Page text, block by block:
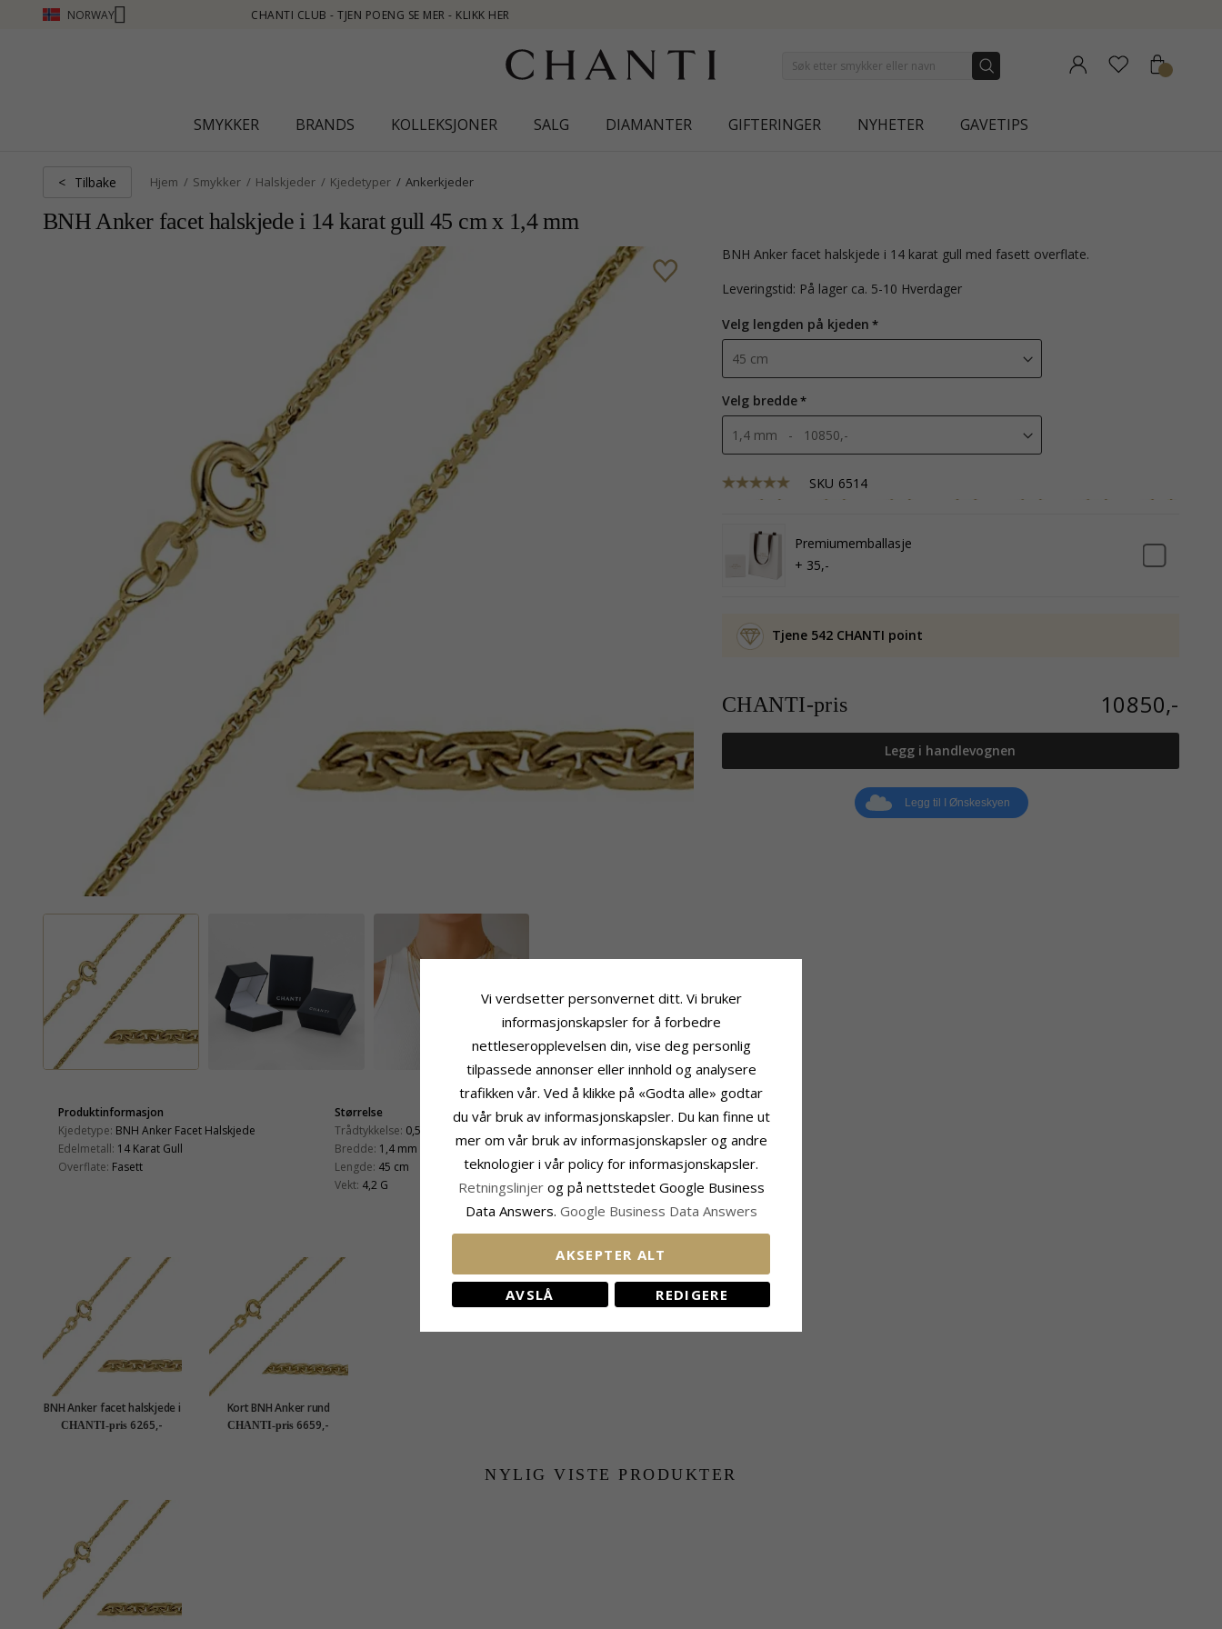
NORWAY
SE MER - KLIKK HER
SMYKKER BRANDS KOLLEKSJONER SALG DIAMANTER GIFTERINGER NYHETER GAVETIPS
< Tilbake Hjem Smykker Halskjeder Kjedetyper Ankerkjeder
BNH Anker facet halskjede i 14 karat gull 45 cm x 1,4 mm
BNH Anker facet halskjede i 14 karat gull med fasett overflate.
Leveringstid: På lager ca. 5-10 Hverdager
Velg lengden på kjeden
Velg bredde
SKU 6514
Premiumemballasje
+ 35,-
Tjene 542 CHANTI point
CHANTI-pris 10850,-
Legg i handlevognen
Legg til I Ønskeskyen
Produktinformasjon
Kjedetype: BNH Anker Facet Halskjede
Edelmetall: 14 Karat Gull
Overflate: Fasett
Størrelse
Trådtykkelse: 0,5 mm
Bredde: 1,4 mm
Lengde: 45 cm
Vekt: 4,2 G
Leveringstid
Leveringstid:
BESLEKTEDE PRODUKTER
BNH Anker facet halskjede i
14 karat gull 40 cm x 1,3
mm
CHANTI-pris 6265,-
Kort BNH Anker rund
halskjede i 14 karat gull 38
cm x 1,5 mm
CHANTI-pris 6659,-
NYLIG VISTE PRODUKTER
Vi verdsetter personvernet ditt. Vi bruker
informasjonskapsler for å forbedre
nettleseropplevelsen din, vise deg personlig
tilpassede annonser eller innhold og analysere
trafikken vår. Ved å klikke på «Godta alle» godtar
du vår bruk av informasjonskapsler. Du kan finne ut
mer om vår bruk av informasjonskapsler og andre
teknologier i vår policy for informasjonskapsler.
Retningslinjer og på nettstedet Google Business
Data Answers. Google Business Data Answers
AKSEPTER ALT
AVSLÅ REDIGERE